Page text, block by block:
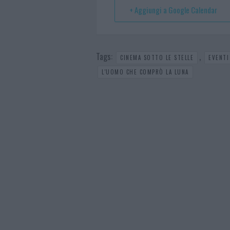
t p
+ Aggiungi a Google Calendar
Tags: CINEMA SOTTO LE STELLE ,
L'UOMO CHE COMPRÒ LA LUNA